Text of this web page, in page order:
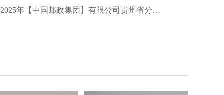
2025年【中国邮政集团】有限公司贵州省分公司夏季招聘启事